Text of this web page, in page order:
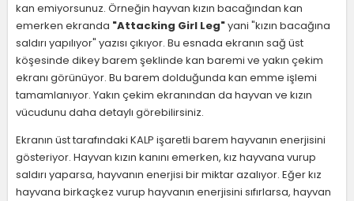
kan emiyorsunuz. Örneğin hayvan kızın bacağından kan
emerken ekranda "Attacking Girl Leg"yani "kızın bacağına
saldırı yapılıyor" yazısı çıkıyor. Bu esnada ekranın sağ üst
köşesinde dikey barem şeklinde kan baremi ve yakın çekim
ekranı görünüyor. Bu barem dolduğunda kan emme işlemi
tamamlanıyor. Yakın çekim ekranından da hayvan ve kızın
vücudunu daha detaylı görebilirsiniz.
Ekranın üst tarafındaki KALP işaretli barem hayvanın enerjisini
gösteriyor. Hayvan kızın kanını emerken, kız hayvana vurup
saldırı yaparsa, hayvanın enerjisi bir miktar azalıyor. Eğer kız
hayvana birkaçkez vurup hayvanın enerjisini sıfırlarsa, hayvan